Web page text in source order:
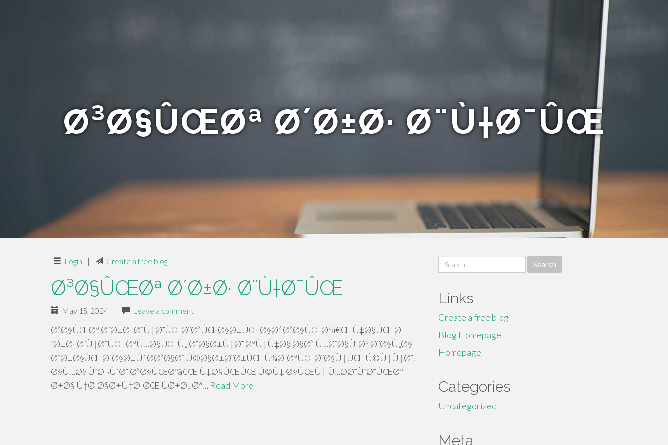
Ø³Ø§ÛŒØª Ø´Ø±Ø· Ø¨Ù†Ø¯ÛŒ
Login | Create a free blog
Ø³Ø§ÛŒØª Ø´Ø±Ø· Ø¨Ù†Ø¯ÛŒ
May 15, 2024 | Leave a comment
Ø³Ø§ÛŒØª Ø´Ø±Ø· Ø¨Ù†Ø¯ÛŒØ¨Ø³ÛŒØ§Ø±ÛŒ Ø§Ø² Ø³Ø§ÛŒØªâ€Œ Ù‡Ø§ÛŒ Ø
´Ø±Ø· Ø¨Ù†Ø¯ÛŒ ØªÙ…Ø§ÛŒÙ„ Ø¯Ø§Ø±Ù†Ø¯ ØªÙ†Ù‡Ø§ Ø§Ø² Ù…Ø¨Ø§Ù„Øº Ø¨Ø§Ù„Ø§
Ø¨Ø±Ø§ÛŒ Ø´Ø§Ø±Ú˜ Ø­Ø³Ø§Ø¨ Ú©Ø§Ø±Ø¨Ø±ÛŒ Ù¾Ø´ØªÛŒØ¨Ø§Ù†ÛŒ Ú©Ù†Ù†Ø¯.
Ø§Ù…Ø§ ÙˆØ¬ÙˆØ¯ Ø³Ø§ÛŒØªâ€Œ Ù‡Ø§ÛŒÛŒ Ú©Ù‡ Ø§ÛŒÙ† Ù…Ø­Ø¯ÙˆØ¯ÛŒØª
Ø±Ø§ Ù†Ø¯Ø§Ø±Ù†Ø¯ØŒ ÙØ±ØµØª… Read More
Search
for:
Links
Create a free blog
Blog Homepage
Homepage
Categories
Uncategorized
Meta